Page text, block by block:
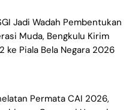
Jadi Wadah Pembentukan
Muda, Bengkulu Kirim
ke Piala Bela Negara 2026
Permata CAI 2026,